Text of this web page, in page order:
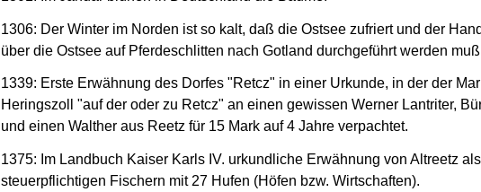
1306: Der Winter im Norden ist so kalt, daß die Ostsee zufriert und der
über die Ostsee auf Pferdeschlitten nach Gotland durchgeführt werden
1339: Erste Erwähnung des Dorfes "Retcz" in einer Urkunde, in der der
Heringszoll "auf der oder zu Retcz" an einen gewissen Werner Lantriter,
und einen Walther aus Reetz für 15 Mark auf 4 Jahre verpachtet.
1375: Im Landbuch Kaiser Karls IV. urkundliche Erwähnung von Altreetz
steuerpflichtigen Fischern mit 27 Hufen (Höfen bzw. Wirtschaften).